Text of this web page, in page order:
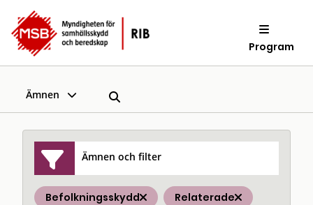
Program
Ämnen
Ämnen och filter
Befolkningsskydd Relaterade